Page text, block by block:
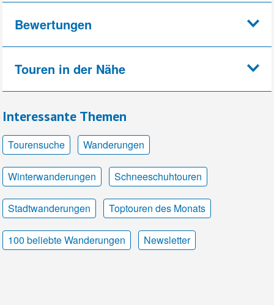
Bewertungen
Touren in der Nähe
Interessante Themen
Tourensuche Wanderungen
Winterwanderungen Schneeschuhtouren
Stadtwanderungen Toptouren des Monats
100 beliebte Wanderungen Newsletter